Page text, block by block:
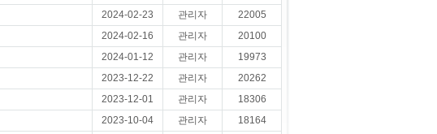
2024-02-23 관리자
22005
2024-02-16 관리자
20100
2024-01-12 관리자
19973
2023-12-22 관리자
20262
2023-12-01 관리자
18306
2023-10-04 관리자
18164